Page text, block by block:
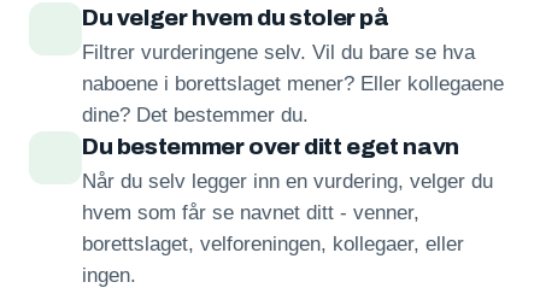
Du velger hvem du stoler på
Filtrer vurderingene selv. Vil du bare se hva
naboene i borettslaget mener? Eller kollegaene
dine? Det bestemmer du.
Du bestemmer over ditt eget navn
Når du selv legger inn en vurdering, velger du
hvem som får se navnet ditt - venner,
borettslaget, velforeningen, kollegaer, eller
ingen.